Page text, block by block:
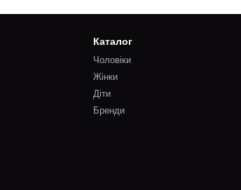
Каталог
Чоловіки
Жінки
Діти
Бренди